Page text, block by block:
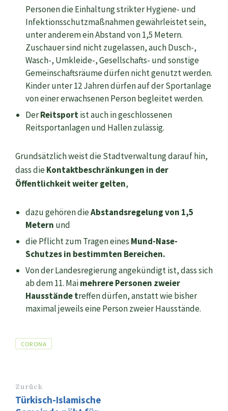
Personen die Einhaltung strikter Hygiene- und
Infektionsschutzmaßnahmen gewährleistet sein,
unter anderem ein Abstand von 1,5 Metern.
Zuschauer sind nicht zugelassen, auch Dusch-,
Wasch-, Umkleide-, Gesellschafts- und sonstige
Gemeinschaftsräume dürfen nicht genutzt werden.
Kinder unter 12 Jahren dürfen auf der Sportanlage
von einer erwachsenen Person begleitet werden.
DerReitsportist auch in geschlossenen
Reitsportanlagen und Hallen zulässig.
Grundsätzlich weist die Stadtverwaltung darauf hin,
dass dieKontaktbeschränkungen in der
Öffentlichkeit weiter gelten,
dazu gehören dieAbstandsregelung von 1,5
Metern und
die Pflicht zum Tragen eines Mund-Nase-
Schutzes in bestimmten Bereichen.
Von der Landesregierung angekündigt ist, dass sich
ab dem 11. Maimehrere Personen zweier
Hausstände treffen dürfen, anstatt wie bisher
maximal jeweils eine Person zweier Hausstände.
Tags
CORONA
Zurück
Türkisch-Islamische